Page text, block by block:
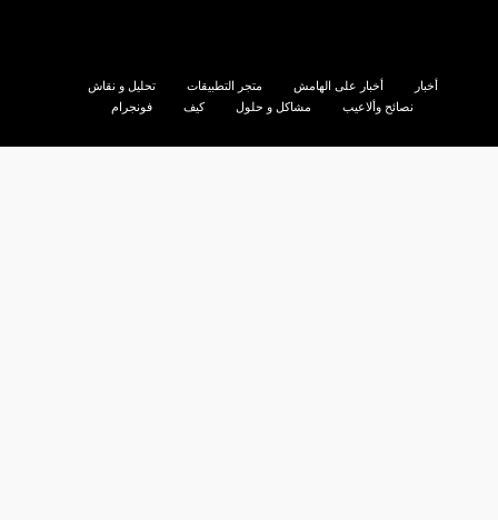
أخبار أخبار على الهامش متجر التطبيقات
تحليل و نقاش
نصائح وألاعيب
مشاكل و حلول كيف فونجرام